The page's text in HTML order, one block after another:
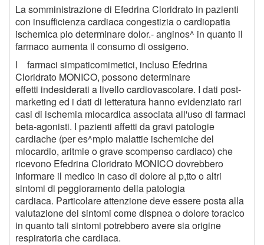
La somministrazione di Efedrina Cloridrato in pazienti
con insufficienza cardiaca congestizia o cardiopatia
ischemica pio determinare dolor.- anginos^ in quanto il
farmaco aumenta il consumo di ossigeno.
I farmaci simpaticomimetici, incluso Efedrina
Cloridrato MONICO, possono determinare
effetti indesiderati a livello cardiovascolare. I dati post-
marketing ed i dati di letteratura hanno evidenziato rari
casi di ischemia miocardica associata all'uso di farmaci
beta-agonisti. I pazienti affetti da gravi patologie
cardiache (per es^mpio malattie ischemiche del
miocardio, aritmie o grave scompenso cardiaco) che
ricevono Efedrina Cloridrato MONICO dovrebbero
informare il medico in caso di dolore al p,tto o altri
sintomi di peggioramento della patologia
cardiaca. Particolare attenzione deve essere posta alla
valutazione dei sintomi come dispnea o dolore toracico
in quanto tali sintomi potrebbero avere sia origine
respiratoria che cardiaca.